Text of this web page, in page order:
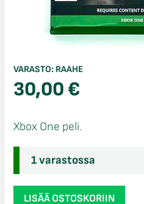
VARASTO: RAAHE
30,00€
Xbox One peli.
1 varastossa
CallLISÄÄ OSTOSKORIIN